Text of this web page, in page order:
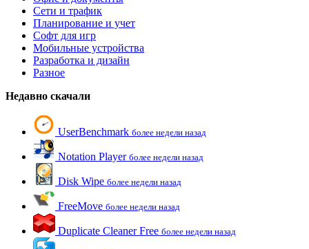
Сети и трафик
Планирование и учет
Софт для игр
Мобильные устройства
Разработка и дизайн
Разное
Недавно скачали
UserBenchmark более недели назад
Notation Player более недели назад
Disk Wipe более недели назад
FreeMove более недели назад
Duplicate Cleaner Free более недели назад